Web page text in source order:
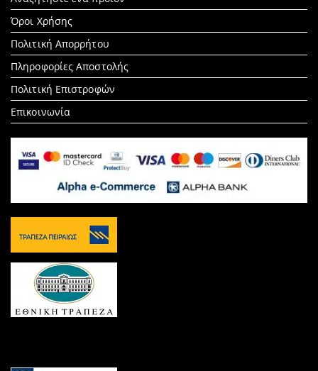
for:
Όροι Χρήσης
Πολιτική Απορρήτου
Πληροφορίες Αποστολής
Πολιτική Επιστροφών
Επικοινωνία